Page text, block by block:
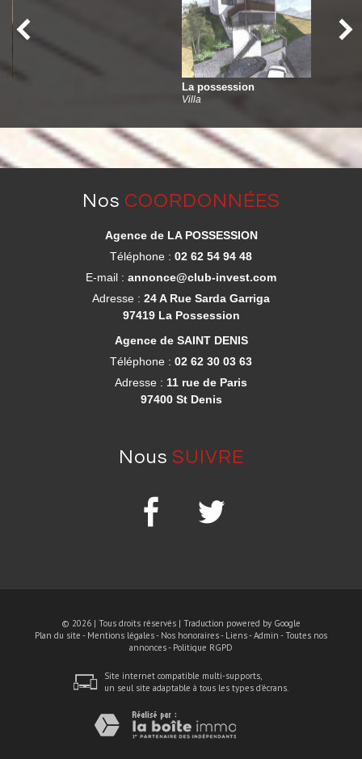
la possession
nos COORDONNÉES
Agence de LA POSSESSION
Téléphone : 02 62 54 94 48
E-mail : annonce@club-invest.com
Adresse : 24 A Rue Sarda Garriga
97419 La Possession
Agence de SAINT DENIS
Téléphone : 02 62 30 03 63
Adresse : 11 rue de Paris
97400 St Denis
nous SUIVRE
© 2026 | Tous droits réservés | Traduction powered by Google
Plan du site - Mentions légales- Nos honoraires- Liens-Admin -Toutes nos
annonces- Politique RGPD
Site internet compatible multi-supports,
un seul site adaptable à tous les types d'écrans.